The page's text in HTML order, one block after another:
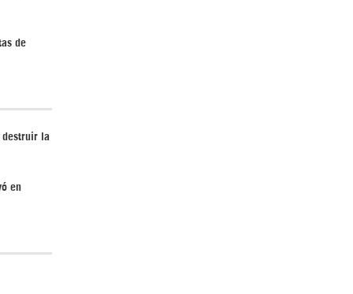
de
destruir la
en